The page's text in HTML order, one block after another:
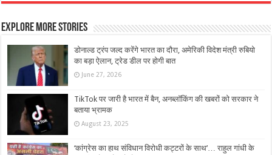
Explore More Stories
डोनाल्ड ट्रंप जल्द करेंगे भारत का दौरा, अमेरिकी विदेश मंत्री रुबियो
का बड़ा ऐलान, ट्रेड डील पर होगी बात
June 27, 2026
TikTok पर जारी है भारत में बैन, अनब्लॉकिंग की खबरों को सरकार ने
बताया भ्रामक
August 23, 2025
‘कांग्रेस का हाथ संविधान विरोधी कट्टरों के साथ’… राहुल गांधी के